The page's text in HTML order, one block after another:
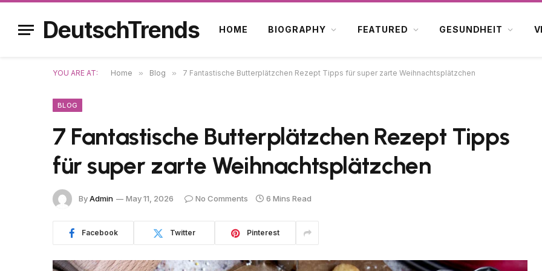
DeutschTrends HOME BIOGRAPHY FEATURED GESUNDHEIT
YOU ARE AT: Home » Blog » 7 Fantastische Butterplätzchen Rezept Tipps für super zarte Weihnachtsplätzchen
BLOG
7 Fantastische Butterplätzchen Rezept Tipps
für super zarte Weihnachtsplätzchen
ByAdmin May 11, 2026 No Comments 6 Mins Read
Facebook Twitter Pinterest